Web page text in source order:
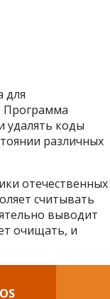
для
Программа
удалять коды
различных
отечественных
считывать
выводит
очищать, и